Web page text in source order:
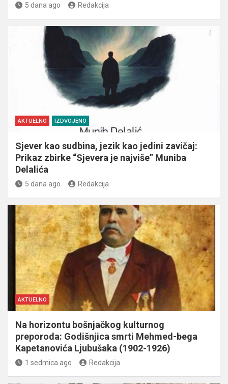
5 dana ago Redakcija
AKTUELNO IZDVOJENO
Sjever kao sudbina, jezik kao jedini zavičaj:
Prikaz zbirke “Sjevera je najviše” Muniba
Delalića
5 dana ago Redakcija
AKTUELNO
Na horizontu bošnjačkog kulturnog
preporoda: Godišnjica smrti Mehmed-bega
Kapetanovića Ljubušaka (1902-1926)
1 sedmica ago Redakcija